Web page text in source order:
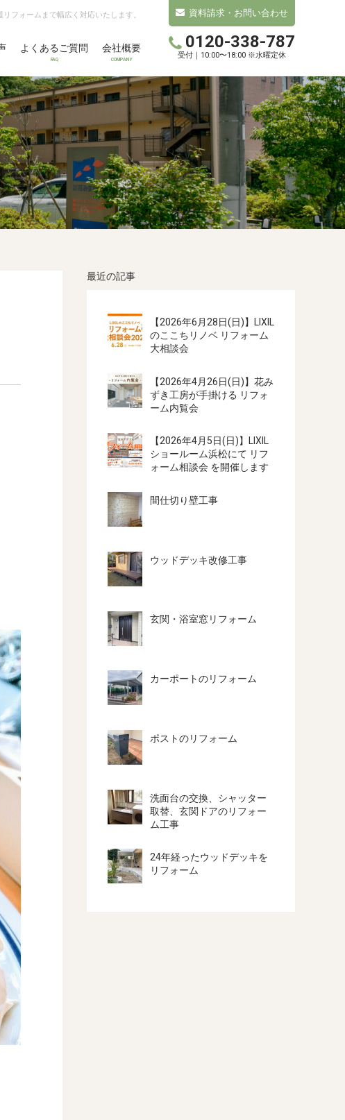
フォームまで幅広く対応いたします。
よくあるご質問
FAQ
会社概要
COMPANY
資料請求・お問い合わせ
0120-338-787
受付｜10:00〜18:00 ※水曜定休
最近の記事
【2026年6月28日(日)】LIXIL
のここちリノベ リフォーム
大相談会
【2026年4月26日(日)】花み
ずき工房が手掛ける リフォ
ーム内覧会
【2026年4月5日(日)】LIXIL
ショールーム浜松にて リフ
ォーム相談会 を開催します
間仕切り壁工事
ウッドデッキ改修工事
玄関・浴室窓リフォーム
カーポートのリフォーム
ポストのリフォーム
洗面台の交換、シャッター
取替、玄関ドアのリフォー
ム工事
24年経ったウッドデッキを
リフォーム